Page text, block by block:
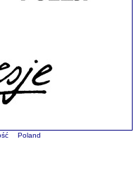
Poland